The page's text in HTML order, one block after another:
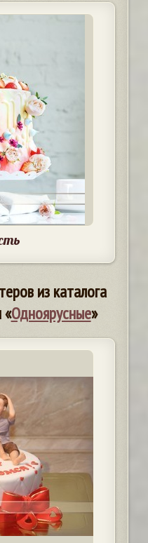
из каталога
«Одноярусные»